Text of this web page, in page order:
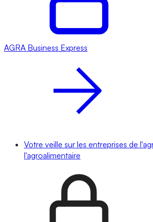
AGRA Business Express
Votre veille sur les entreprises de
l'agroalimentaire